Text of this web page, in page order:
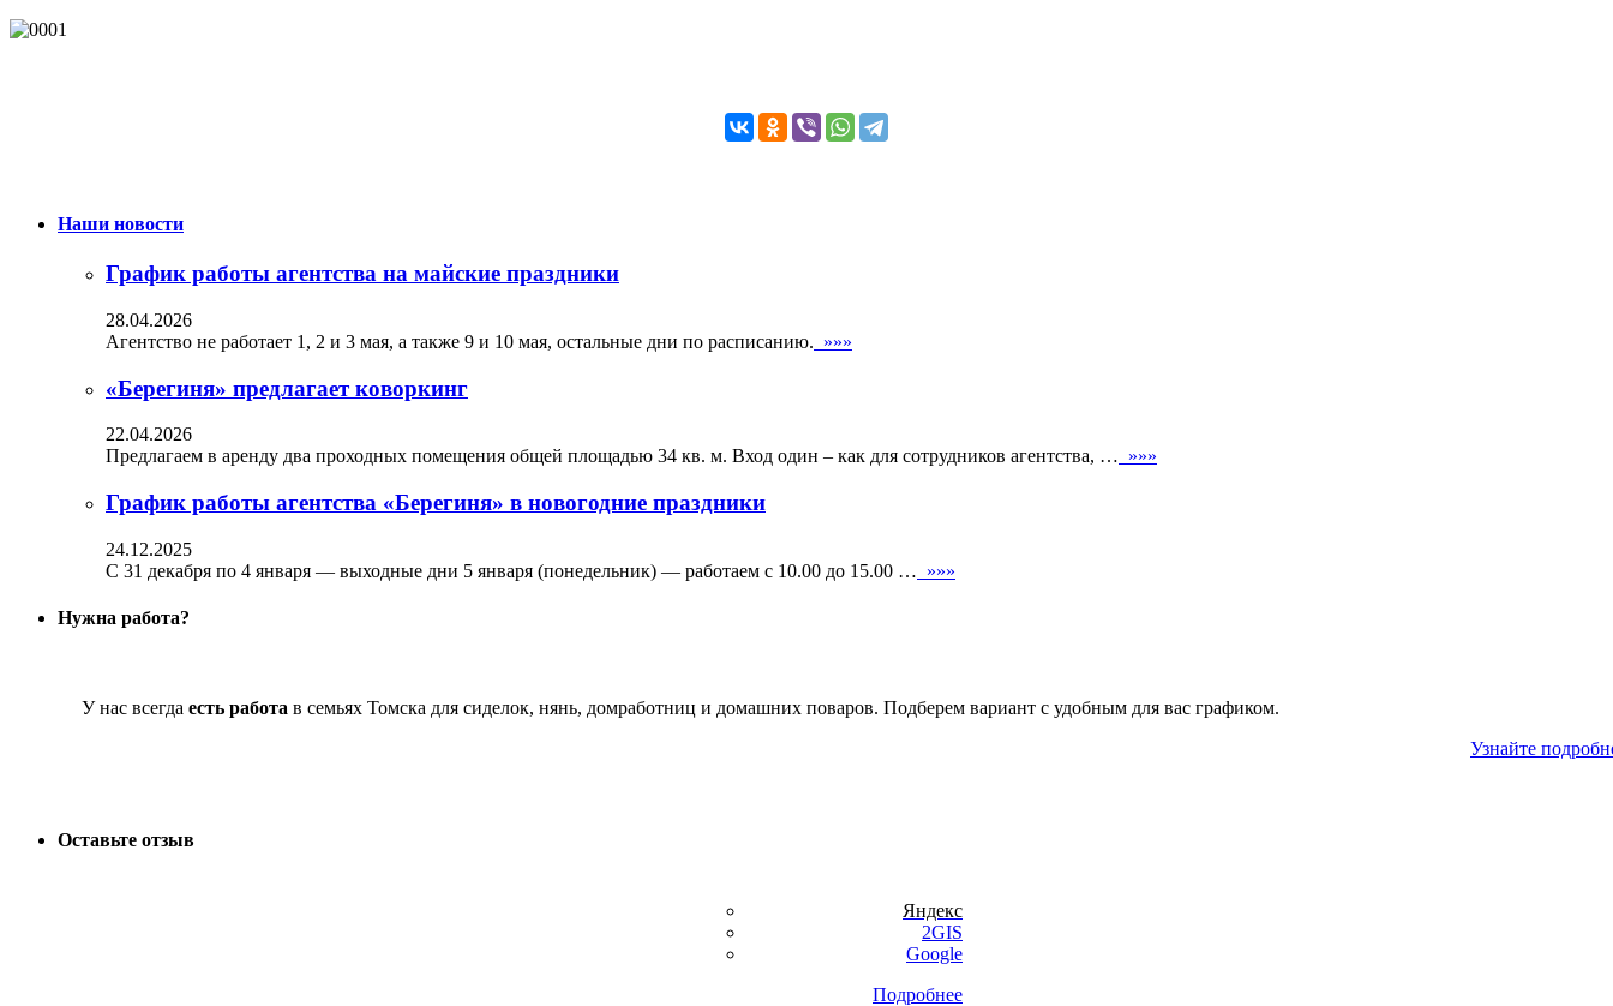
Наши новости
График работы агентства на майские праздники
28.04.2026
Агентство не работает 1, 2 и 3 мая, а также 9 и 10 мая, остальные дни по расписанию. »»»
«Берегиня» предлагает коворкинг
22.04.2026
Предлагаем в аренду два проходных помещения общей площадью 34 кв. м. Вход один – как для сотрудников агентства, … »»»
График работы агентства «Берегиня» в новогодние праздники
24.12.2025
С 31 декабря по 4 января — выходные дни 5 января (понедельник) — работаем с 10.00 до 15.00 … »»»
Нужна работа?
У нас всегда есть работа в семьях Томска для сиделок, нянь, домработниц и домашних поваров. Подберем вариант с удобным для вас графиком.
Узнайте
Оставьте отзыв
Яндекс
2GIS
Google
Подробнее